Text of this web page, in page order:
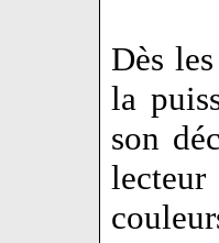
Dès
la
son